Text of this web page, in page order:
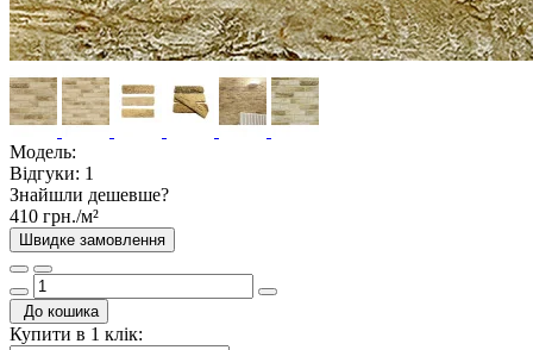
Модель:
Відгуки: 1
Знайшли дешевше?
410 грн./м²
Швидке замовлення
До кошика
Купити в 1 клік: